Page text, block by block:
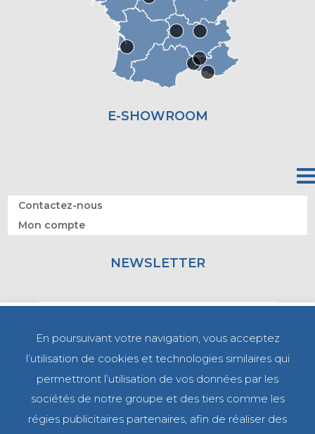
E-SHOWROOM
Contactez-nous
Mon compte
NEWSLETTER
En poursuivant votre navigation, vous acceptez
l’utilisation de cookies et technologies similaires qui
permettront l’utilisation de vos données par les
sociétés de notre groupe et des tiers comme les
régies publicitaires partenaires, afin de réaliser des